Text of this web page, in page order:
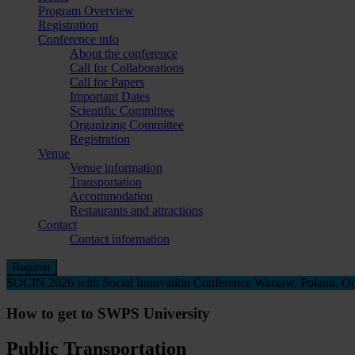
Program Overview
Registration
Conference info
About the conference
Call for Collaborations
Call for Papers
Important Dates
Scientific Committee
Organizing Committee
Registration
Venue
Venue information
Transportation
Accommodation
Restaurants and attractions
Contact
Contact information
Register
SOCIN 2026 with Social Innovation Conference Warsaw, Poland,
How to get to SWPS University
Public Transportation